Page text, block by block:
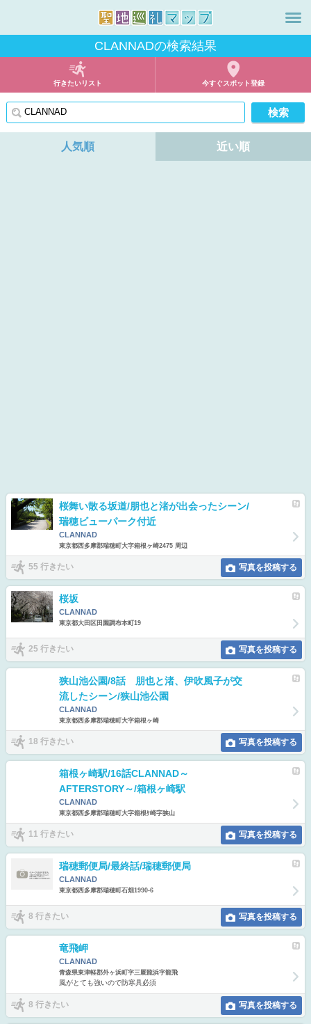
CLANNADの検索結果
行きたいリスト 今すぐスポット登録
人気順 近い順
桜舞い散る坂道/朋也と渚が出会ったシーン/
瑞穂ビューパーク付近
CLANNAD
東京都西多摩郡瑞穂町大字箱根ヶ崎2475 周辺
55 行きたい 写真を投稿する
桜坂
CLANNAD
東京都大田区田園調布本町19
25 行きたい 写真を投稿する
狭山池公園/8話 朋也と渚、伊吹風子が交
流したシーン/狭山池公園
CLANNAD
東京都西多摩郡瑞穂町大字箱根ヶ崎
18 行きたい 写真を投稿する
箱根ヶ崎駅/16話CLANNAD～
AFTERSTORY～/箱根ヶ崎駅
CLANNAD
東京都西多摩郡瑞穂町大字箱根ｹ崎字狭山
11 行きたい 写真を投稿する
瑞穂郵便局/最終話/瑞穂郵便局
CLANNAD
東京都西多摩郡瑞穂町石畑1990-6
8 行きたい 写真を投稿する
竜飛岬
CLANNAD
青森県東津軽郡外ヶ浜町字三厩龍浜字龍飛
風がとても強いので防寒具必須
8 行きたい 写真を投稿する